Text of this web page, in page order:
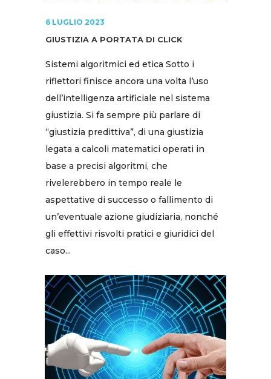
6 LUGLIO 2023
GIUSTIZIA A PORTATA DI CLICK
Sistemi algoritmici ed etica Sotto i
riflettori finisce ancora una volta l’uso
dell’intelligenza artificiale nel sistema
giustizia. Si fa sempre più parlare di
“giustizia predittiva”, di una giustizia
legata a calcoli matematici operati in
base a precisi algoritmi, che
rivelerebbero in tempo reale le
aspettative di successo o fallimento di
un’eventuale azione giudiziaria, nonché
gli effettivi risvolti pratici e giuridici del
caso...